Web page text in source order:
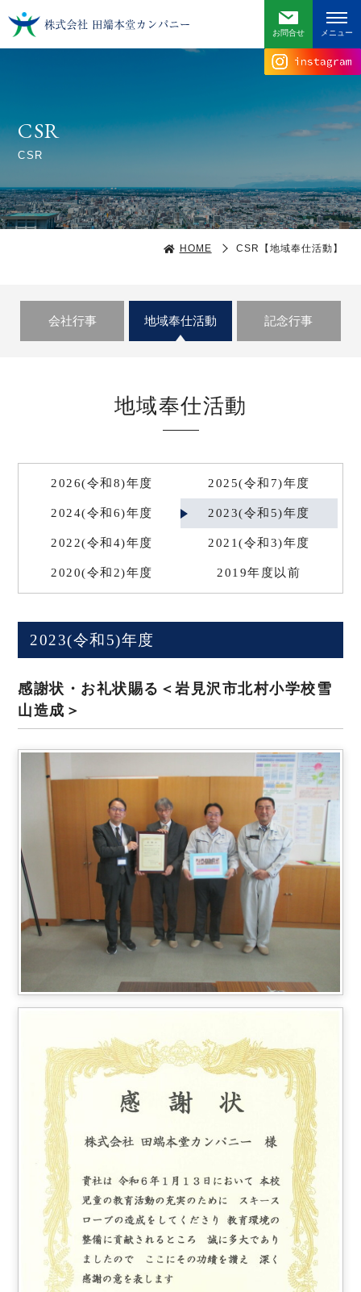
お問合せ
CSR
CSR
HOME CSR【地域奉仕活動】
会社行事 地域奉仕活動 記念行事
地域奉仕活動
2026(令和8)年度 2025(令和7)年度
2024(令和6)年度 2023(令和5)年度
2022(令和4)年度 2021(令和3)年度
2020(令和2)年度 2019年度以前
2023(令和5)年度
感謝状・お礼状賜る＜岩見沢市北村小学校雪
山造成＞